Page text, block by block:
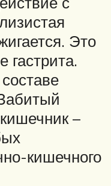
Это
гастрита.
–
кишечного